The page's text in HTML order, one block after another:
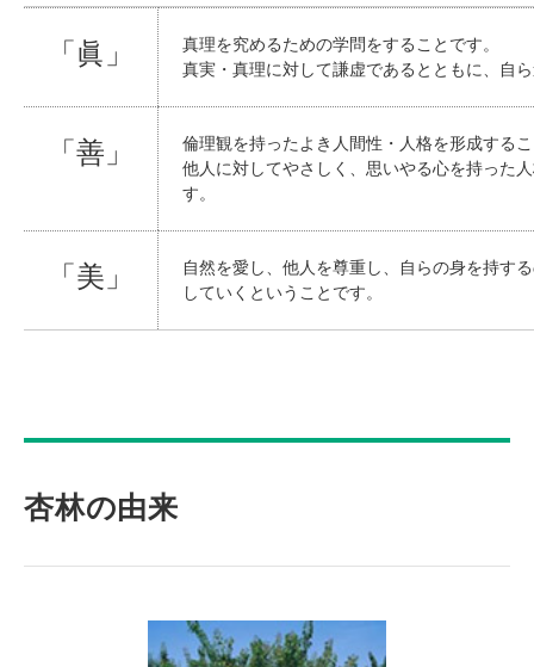
「眞」
真理を究めるための学問をすることです。
真実・真理に対して謙虚であるとともに、自
「善」
倫理観を持ったよき人間性・人格を形成する
他人に対してやさしく、思いやる心を持った
す。
「美」
自然を愛し、他人を尊重し、自らの身を持す
していくということです。
杏林の由来